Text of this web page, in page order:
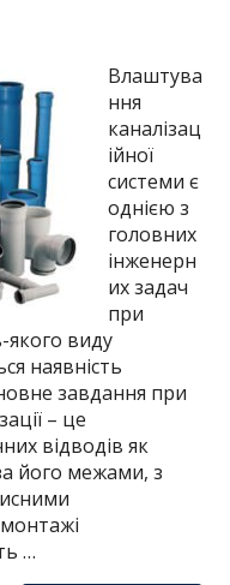
Влаштува
ння
каналізац
ійної
системи є
однією з
головних
інженерн
их задач
при
якого виду
наявність
завдання при
– це
відводів як
його межами, з
…